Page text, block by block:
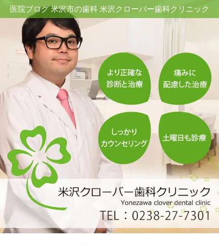
医院ブログ 米沢市の歯科 米沢クローバー歯科クリニック